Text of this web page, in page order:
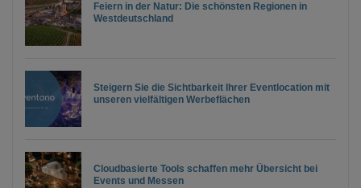
Feiern in der Natur: Die schönsten Regionen in
Westdeutschland
Steigern Sie die Sichtbarkeit Ihrer Eventlocation mit
unseren vielfältigen Werbeflächen
Cloudbasierte Tools schaffen mehr Übersicht bei
Events und Messen